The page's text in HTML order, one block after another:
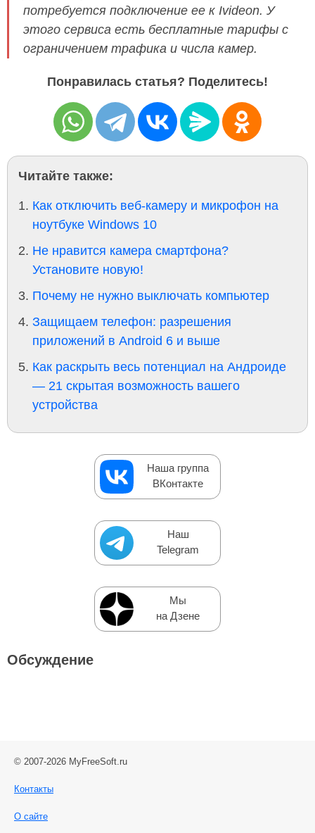
потребуется подключение ее к Ivideon. У
этого сервиса есть бесплатные тарифы с
ограничением трафика и числа камер.
Понравилась статья? Поделитесь!
Читайте также:
Как отключить веб-камеру и микрофон на
ноутбуке Windows 10
Не нравится камера смартфона?
Установите новую!
Почему не нужно выключать компьютер
Защищаем телефон: разрешения
приложений в Android 6 и выше
Как раскрыть весь потенциал на Андроиде
— 21 скрытая возможность вашего
устройства
Наша группа
ВКонтакте
Наш
Telegram
Мы
на Дзене
Обсуждение
© 2007-2026 MyFreeSoft.ru
Контакты
О сайте